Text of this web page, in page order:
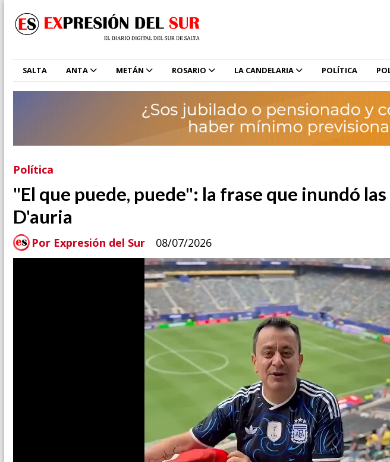
SALTA ANTA METÁN ROSARIO LA CANDELARIA POLÍTICA
"El que puede, puede": la frase que inundó
D'auria
Política
08/07/2026
Por Expresión del Sur